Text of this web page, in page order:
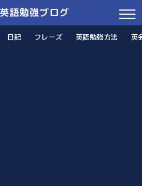
語勉強ブログ
日記 フレーズ 英語勉強方法 英